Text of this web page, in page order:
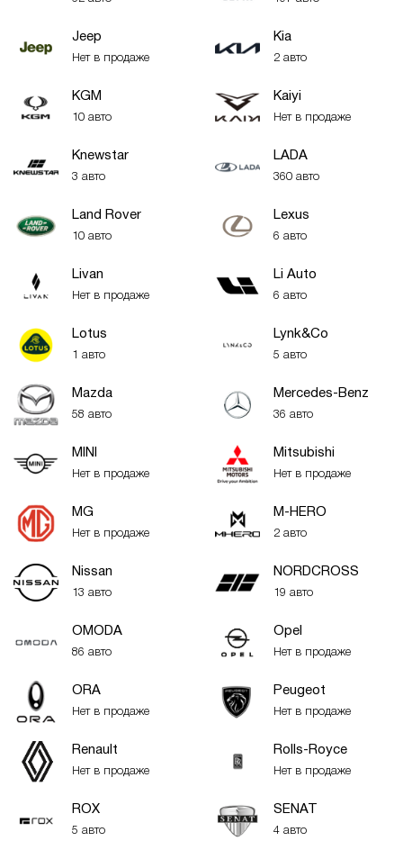
Jeep
Нет в продаже
Kia
2 авто
KGM
10 авто
Kaiyi
Нет в продаже
Knewstar
3 авто
LADA
360 авто
Land Rover
10 авто
Lexus
6 авто
Livan
Нет в продаже
Li Auto
6 авто
Lotus
1 авто
Lynk&Co
5 авто
Mazda
58 авто
Mercedes-Benz
36 авто
MINI
Нет в продаже
Mitsubishi
Нет в продаже
MG
Нет в продаже
M-HERO
2 авто
Nissan
13 авто
NORDCROSS
19 авто
OMODA
86 авто
Opel
Нет в продаже
ORA
Нет в продаже
Peugeot
Нет в продаже
Renault
Нет в продаже
Rolls-Royce
Нет в продаже
ROX
5 авто
SENAT
4 авто